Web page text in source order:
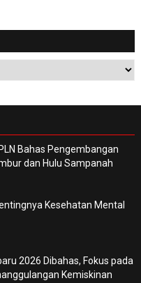
Bahas Pengembangan
dan Hulu Sampanah
Kesehatan Mental
2026 Dibahas, Fokus pada
Kemiskinan